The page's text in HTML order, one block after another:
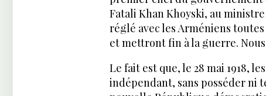
Fatali Khan Khoyski, au
réglé avec les Arméniens
et mettront fin à la guerre.
Le fait est que, le 28 mai 1918,
indépendant, sans posséder ni